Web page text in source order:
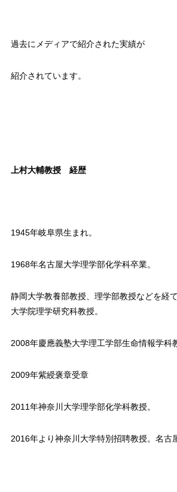
過去にメディアで紹介された実績が
紹介されています。
上村大輔教授 経歴
1945年岐阜県生まれ。
1968年名古屋大学理学部化学科卒業。
静岡大学教養部教授、理学部教授などを経
大学院理学研究科教授。
2008年慶應義塾大学理工学部生命情報学科
2009年紫綬褒章受章
2011年神奈川大学理学部化学科教授。
2016年より神奈川大学特別招聘教授。名古